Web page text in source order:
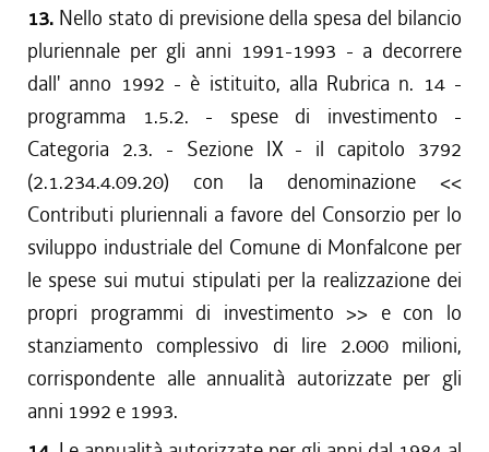
13. Nello stato di previsione della spesa del bilancio
pluriennale per gli anni 1991-1993 - a decorrere
dall' anno 1992 - è istituito, alla Rubrica n. 14 -
programma 1.5.2. - spese di investimento -
Categoria 2.3. - Sezione IX - il capitolo 3792
(2.1.234.4.09.20) con la denominazione <<
Contributi pluriennali a favore del Consorzio per lo
sviluppo industriale del Comune di Monfalcone per
le spese sui mutui stipulati per la realizzazione dei
propri programmi di investimento >> e con lo
stanziamento complessivo di lire 2.000 milioni,
corrispondente alle annualità autorizzate per gli
anni 1992 e 1993.